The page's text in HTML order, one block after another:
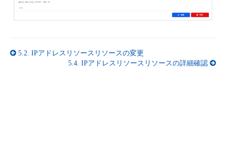
5.2. IPアドレスリソースリソースの変更
5.4. IPアドレスリソースリソースの詳細確認